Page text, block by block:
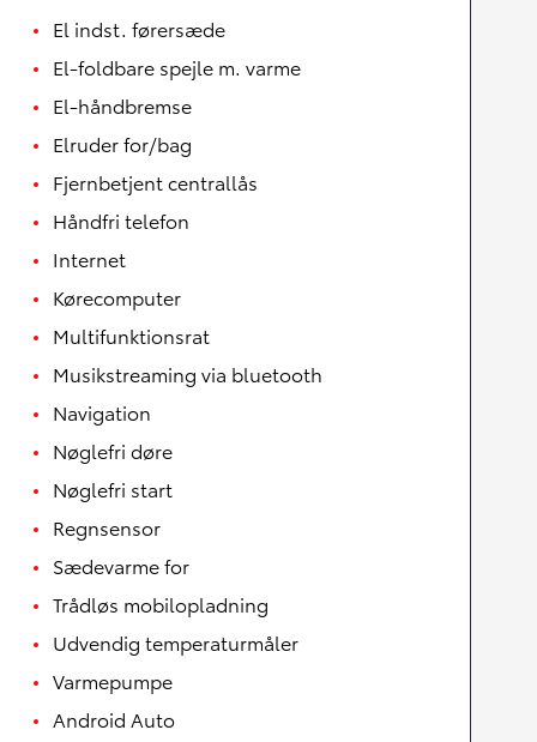
El indst. førersæde
El-foldbare spejle m. varme
El-håndbremse
Elruder for/bag
Fjernbetjent centrallås
Håndfri telefon
Internet
Kørecomputer
Multifunktionsrat
Musikstreaming via bluetooth
Navigation
Nøglefri døre
Nøglefri start
Regnsensor
Sædevarme for
Trådløs mobilopladning
Udvendig temperaturmåler
Varmepumpe
Android Auto